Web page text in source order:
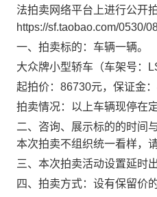
法拍卖网络平台上进行公开
https://sf.taobao.com/0530/
一、拍卖标的：车辆一辆。
大众牌小型轿车（车架号：
起拍价： 86730元，保证金：
拍卖情况：以上车辆现停在
二、咨询、展示标的的时间
本次拍卖不组织统一看样，
三、本次拍卖活动设置延时
四、拍卖方式：设有保留价